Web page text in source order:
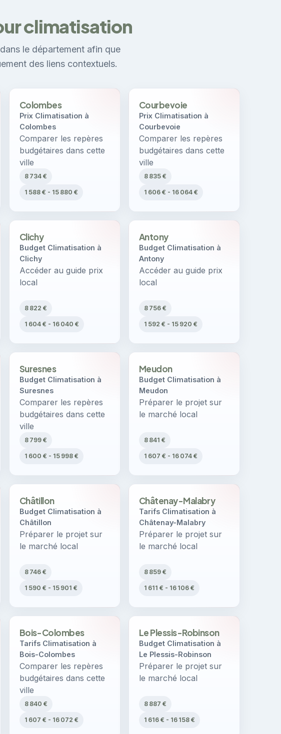
climatisation
le département afin que
des liens contextuels.
Colombes
Prix Climatisation à
Colombes
Comparer les repères
budgétaires dans cette
ville
8 734 €
1 588 € - 15 880 €
Courbevoie
Prix Climatisation à
Courbevoie
Comparer les repères
budgétaires dans cette
ville
8 835 €
1 606 € - 16 064 €
Clichy
Budget Climatisation à
Clichy
Accéder au guide prix
local
8 822 €
1 604 € - 16 040 €
Antony
Budget Climatisation à
Antony
Accéder au guide prix
local
8 756 €
1 592 € - 15 920 €
Suresnes
Budget Climatisation à
Suresnes
Comparer les repères
budgétaires dans cette
ville
8 799 €
1 600 € - 15 998 €
Meudon
Budget Climatisation à
Meudon
Préparer le projet sur
le marché local
8 841 €
1 607 € - 16 074 €
Châtillon
Budget Climatisation à
Châtillon
Préparer le projet sur
le marché local
8 746 €
1 590 € - 15 901 €
Châtenay-Malabry
Tarifs Climatisation à
Châtenay-Malabry
Préparer le projet sur
le marché local
8 859 €
1 611 € - 16 106 €
Bois-Colombes
Tarifs Climatisation à
Bois-Colombes
Comparer les repères
budgétaires dans cette
ville
8 840 €
1 607 € - 16 072 €
Le Plessis-Robinson
Budget Climatisation à
Le Plessis-Robinson
Préparer le projet sur
le marché local
8 887 €
1 616 € - 16 158 €